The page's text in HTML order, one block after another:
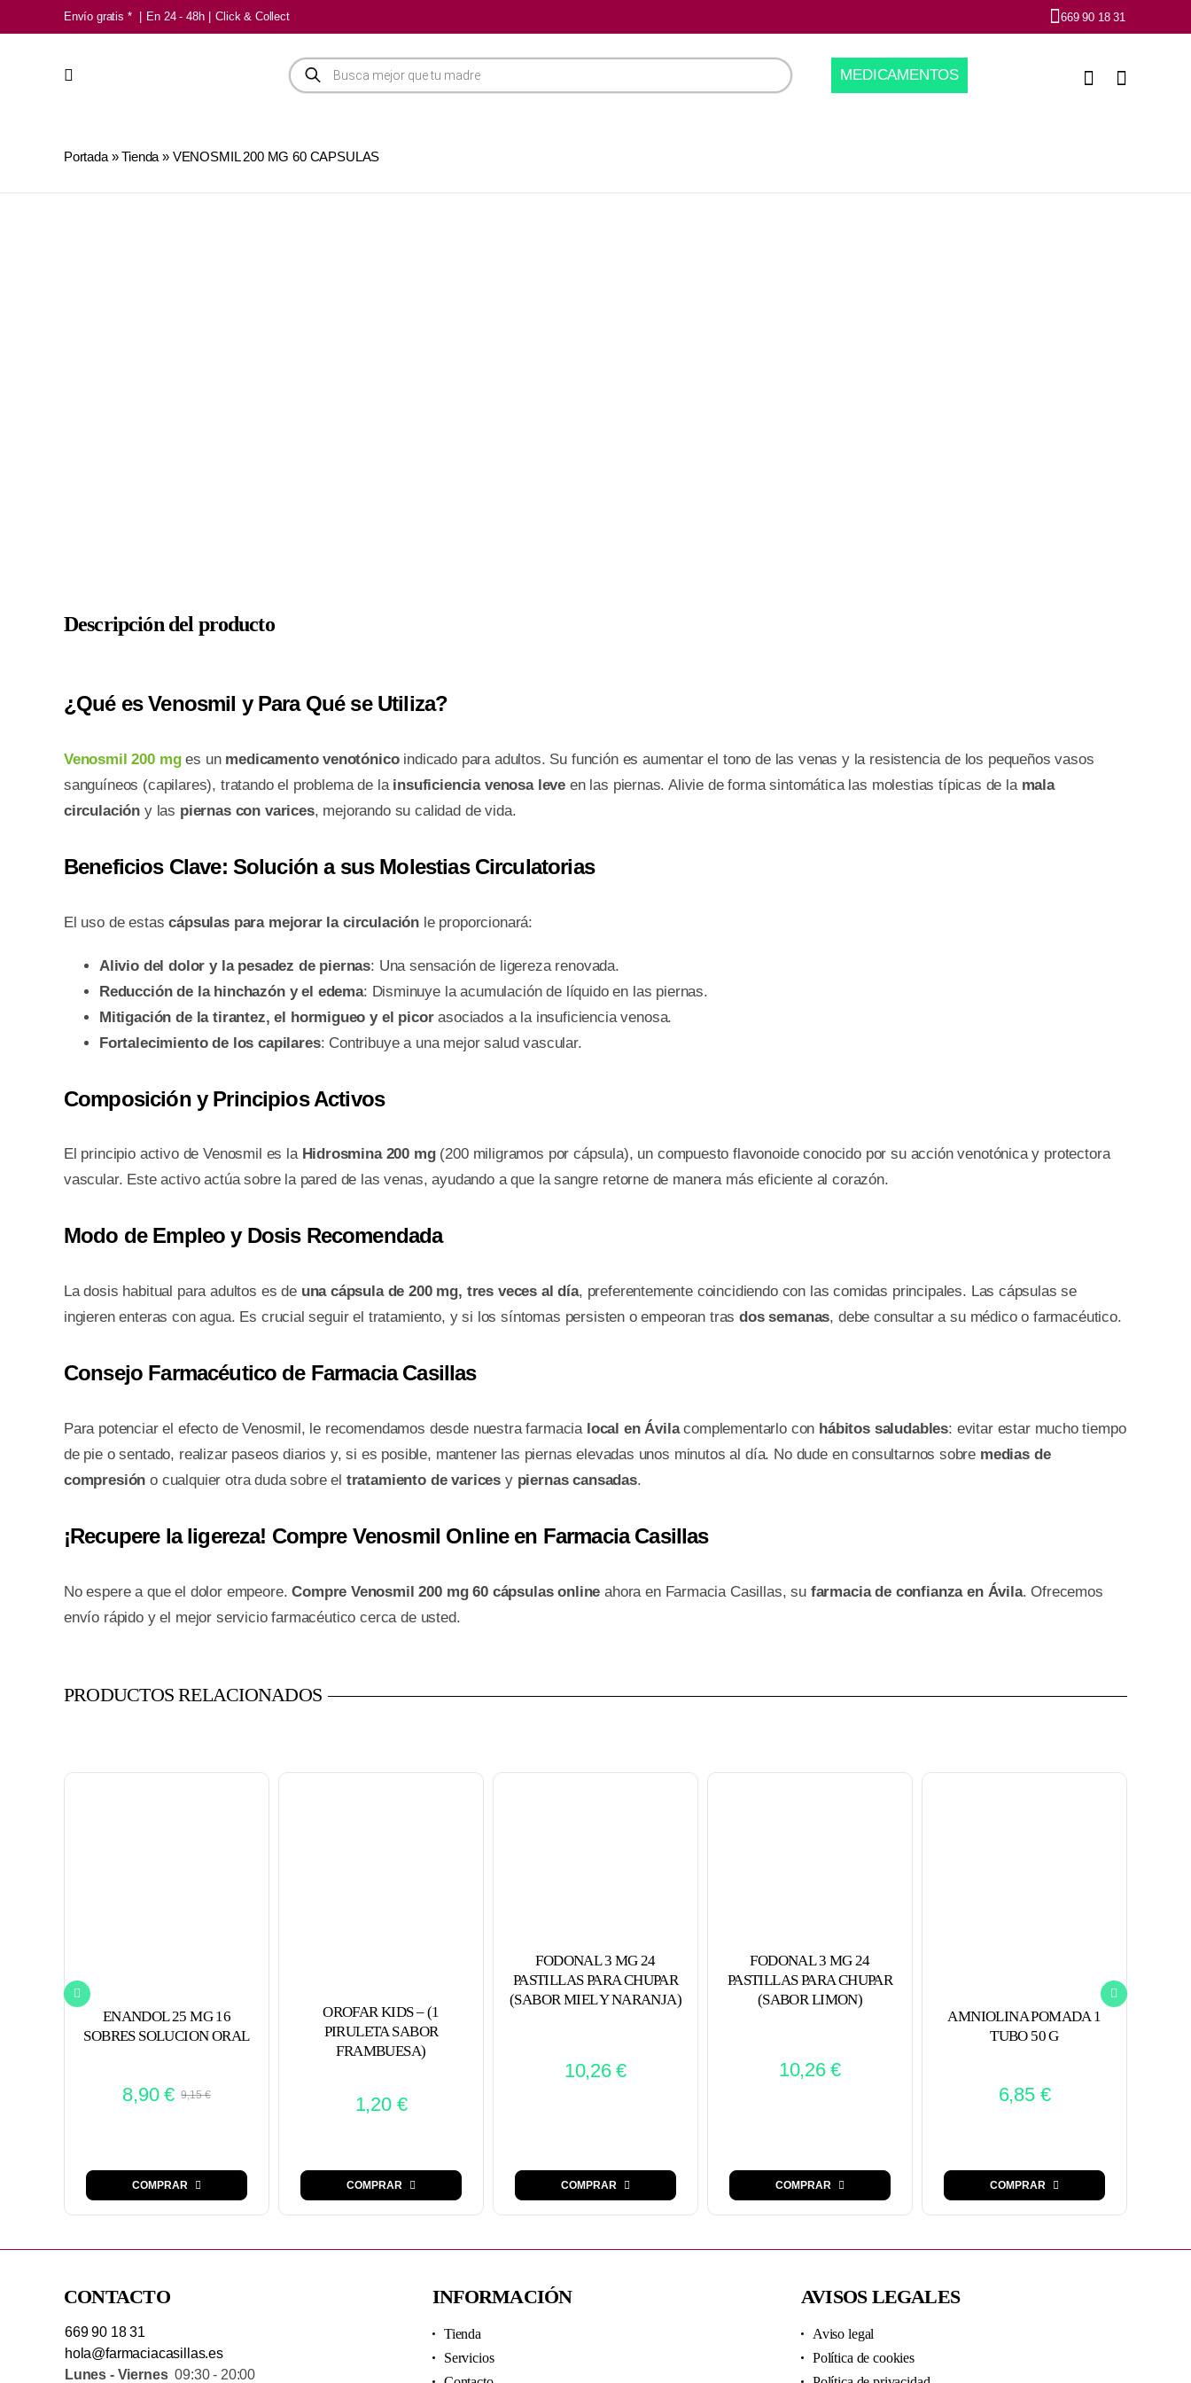
al
Envío gratis * En 24 - 48h Click & Collect 669 90 18 31
Búsqueda
de
productos
MEDICAMENTOS
Portada»Tienda » VENOSMIL 200 MG 60 CAPSULAS
Descripción del producto
¿Qué es Venosmil y Para Qué se Utiliza?
Venosmil 200 mges un medicamento venotónicoindicado para adultos. Su función es aumentar el tono de las venas y la resistencia de los pequeños vasos
sanguíneos (capilares), tratando el problema de la insuficiencia venosa leve en las piernas. Alivie de forma sintomática las molestias típicas de la mala
circulación y las piernas con varices, mejorando su calidad de vida.
Beneficios Clave: Solución a sus Molestias Circulatorias
El uso de estascápsulas para mejorar la circulación le proporcionará:
Alivio del dolor y la pesadez de piernas: Una sensación de ligereza renovada.
Reducción de la hinchazón y el edema: Disminuye la acumulación de líquido en las piernas.
Mitigación de la tirantez, el hormigueo y el picorasociados a la insuficiencia venosa.
Fortalecimiento de los capilares: Contribuye a una mejor salud vascular.
Composición y Principios Activos
El principio activo de Venosmil es la Hidrosmina 200 mg(200 miligramos por cápsula), un compuesto flavonoide conocido por su acción venotónica y protectora
vascular. Este activo actúa sobre la pared de las venas, ayudando a que la sangre retorne de manera más eficiente al corazón.
Modo de Empleo y Dosis Recomendada
La dosis habitual para adultos es de una cápsula de 200 mg, tres veces al día, preferentemente coincidiendo con las comidas principales. Las cápsulas se
ingieren enteras con agua. Es crucial seguir el tratamiento, y si los síntomas persisten o empeoran trasdos semanas, debe consultar a su médico o farmacéutico.
Consejo Farmacéutico de Farmacia Casillas
Para potenciar el efecto de Venosmil, le recomendamos desde nuestra farmacia local en Ávilacomplementarlo con hábitos saludables: evitar estar mucho tiempo
de pie o sentado, realizar paseos diarios y, si es posible, mantener las piernas elevadas unos minutos al día. No dude en consultarnos sobre medias de
compresión o cualquier otra duda sobre el tratamiento de varices y piernas cansadas.
¡Recupere la ligereza! Compre Venosmil Online en Farmacia Casillas
No espere a que el dolor empeore.Compre Venosmil 200 mg 60 cápsulas online ahora en Farmacia Casillas, su farmacia de confianza en Ávila. Ofrecemos
envío rápido y el mejor servicio farmacéutico cerca de usted.
PRODUCTOS RELACIONADOS
ENANDOL 25 MG 16
SOBRES SOLUCION ORAL
9,15€El
era:
9,15 €.
8,90€
El
es:
8,90 €.
COMPRAR
OROFAR KIDS – (1
PIRULETA SABOR
FRAMBUESA)
1,20 €
COMPRAR
FODONAL 3 MG 24
PASTILLAS PARA CHUPAR
(SABOR MIEL Y NARANJA)
10,26€
COMPRAR
FODONAL 3 MG 24
PASTILLAS PARA CHUPAR
(SABOR LIMON)
10,26€
COMPRAR
AMNIOLINA POMADA 1
TUBO 50 G
6,85 €
COMPRAR
CONTACTO
669 90 18 31
hola@farmaciacasillas.es
Lunes - Viernes09:30 - 20:00
INFORMACIÓN
Tienda
Servicios
AVISOS LEGALES
Aviso legal
Política de cookies